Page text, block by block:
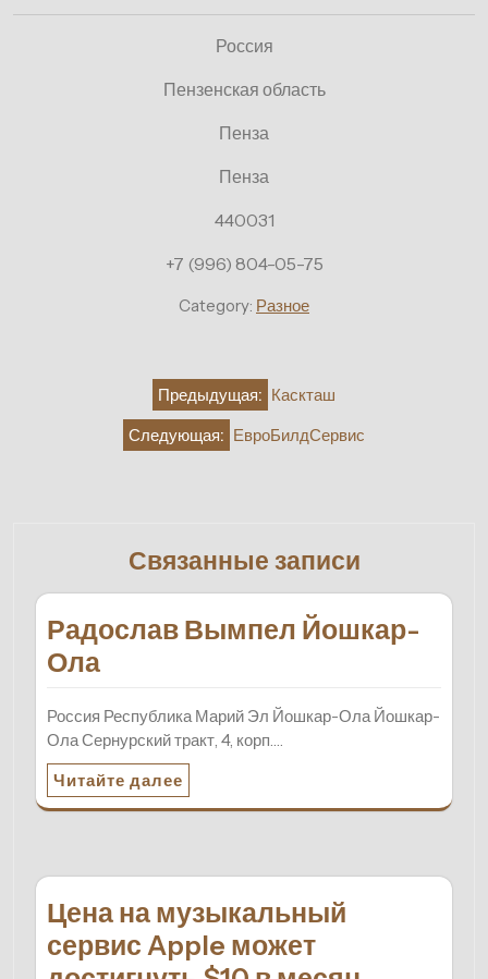
Россия
Пензенская область
Пенза
Пенза
440031
+7 (996) 804-05-75
Category: Разное
Навигация
записям
Предыдущая: Каскташ
Следующая: ЕвроБилдСервис
Связанные записи
Радослав Вымпел Йошкар-
Ола
Россия Республика Марий Эл Йошкар-Ола Йошкар-
Ола Сернурский тракт, 4, корп.…
Читайте далее
Цена на музыкальный
сервис Apple может